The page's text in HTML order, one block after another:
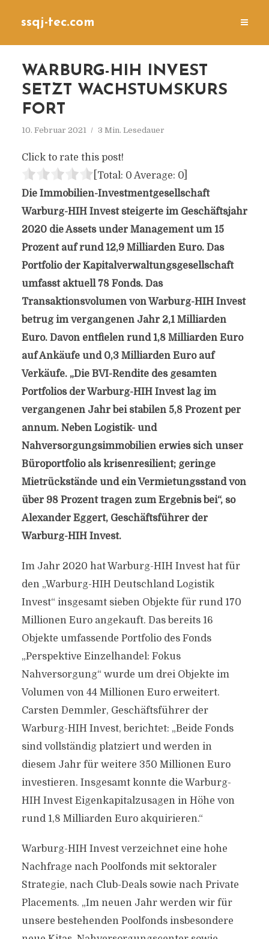
ssqj-tec.com
WARBURG-HIH INVEST
SETZT WACHSTUMSKURS
FORT
10. Februar 2021 3 Min. Lesedauer
Click to rate this post!
[Total: 0 Average: 0]
Die Immobilien-Investmentgesellschaft
Warburg-HIH Invest steigerte im Geschäftsjahr
2020 die Assets under Management um 15
Prozent auf rund 12,9 Milliarden Euro. Das
Portfolio der Kapitalverwaltungsgesellschaft
umfasst aktuell 78 Fonds. Das
Transaktionsvolumen von Warburg-HIH Invest
betrug im vergangenen Jahr 2,1 Milliarden
Euro. Davon entfielen rund 1,8 Milliarden Euro
auf Ankäufe und 0,3 Milliarden Euro auf
Verkäufe. „Die BVI-Rendite des gesamten
Portfolios der Warburg-HIH Invest lag im
vergangenen Jahr bei stabilen 5,8 Prozent per
annum. Neben Logistik- und
Nahversorgungsimmobilien erwies sich unser
Büroportfolio als krisenresilient; geringe
Mietrückstände und ein Vermietungsstand von
über 98 Prozent tragen zum Ergebnis bei“, so
Alexander Eggert, Geschäftsführer der
Warburg-HIH Invest.
Im Jahr 2020 hat Warburg-HIH Invest hat für
den „Warburg-HIH Deutschland Logistik
Invest“ insgesamt sieben Objekte für rund 170
Millionen Euro angekauft. Das bereits 16
Objekte umfassende Portfolio des Fonds
„Perspektive Einzelhandel: Fokus
Nahversorgung“ wurde um drei Objekte im
Volumen von 44 Millionen Euro erweitert.
Carsten Demmler, Geschäftsführer der
Warburg-HIH Invest, berichtet: „Beide Fonds
sind vollständig platziert und werden in
diesem Jahr für weitere 350 Millionen Euro
investieren. Insgesamt konnte die Warburg-
HIH Invest Eigenkapitalzusagen in Höhe von
rund 1,8 Milliarden Euro akquirieren.“
Warburg-HIH Invest verzeichnet eine hohe
Nachfrage nach Poolfonds mit sektoraler
Strategie, nach Club-Deals sowie nach Private
Placements. „Im neuen Jahr werden wir für
unsere bestehenden Poolfonds insbesondere